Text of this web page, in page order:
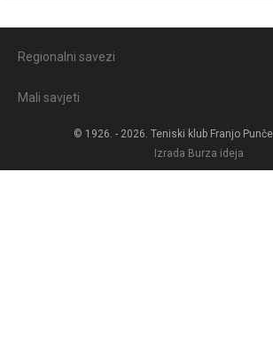
Regionalni savezi
Mali savjeti
© 1926. - 2026. Teniski klub Franjo
Izrada Burza ideja